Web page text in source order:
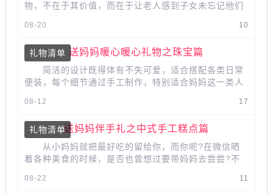
物，不在于其价值，而在于让老人感到子女未忘记他们
10
08-20
礼物清单 送妈妈暖心暖心礼物之珠宝篇
简洁的设计既得体有不失可爱，适合搭配各类日常
便装，每个细节通过手工制作，特别适合妈妈这一类人
17
08-12
礼物清单送妈妈伴手礼之中式手工糕点篇
从小妈妈就把最好吃的留给你，而你呢?在微信晒
着各种美食的时候，是否也曾想过要带妈妈去尝尝?不
11
08-22